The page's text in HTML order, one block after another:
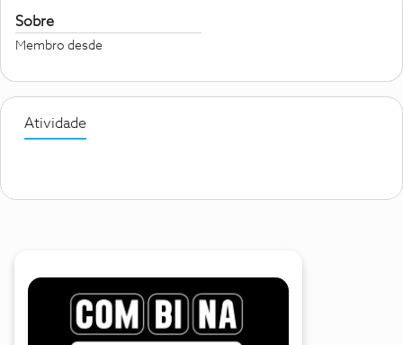
Sobre
Membro desde
Atividade